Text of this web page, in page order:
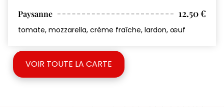
Paysanne 12.50 €
tomate, mozzarella, crème fraîche, lardon, œuf
VOIR TOUTE LA CARTE